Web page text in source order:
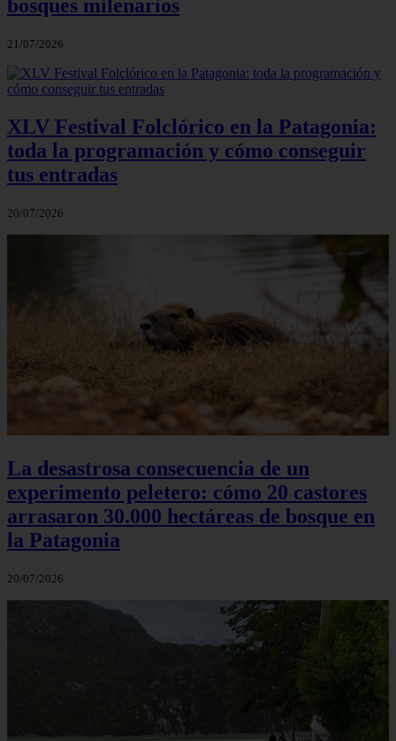
bosques milenarios
21/07/2026
XLV Festival Folclórico en la Patagonia:
toda la programación y cómo conseguir
tus entradas
20/07/2026
La desastrosa consecuencia de un
experimento peletero: cómo 20 castores
arrasaron 30.000 hectáreas de bosque en
la Patagonia
20/07/2026